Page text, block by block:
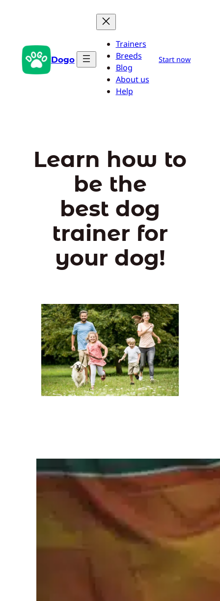
Dogo
Trainers
Breeds
Blog
About us
Help
Start now
Learn how to
be the
best dog
trainer for
your dog!